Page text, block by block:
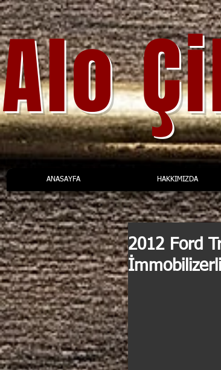
Alo
ANASAYFA HAKKIMIZDA
2012 Ford